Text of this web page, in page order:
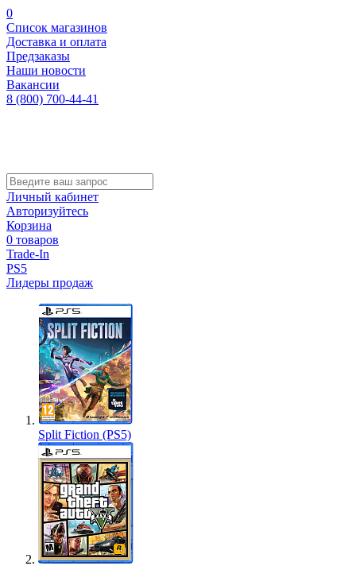
0
Список магазинов
Доставка и оплата
Предзаказы
Наши новости
Вакансии
8 (800) 700-44-41
Личный кабинет
Авторизуйтесь
Корзина
0 товаров
Trade-In
PS5
Лидеры продаж
Split Fiction (PS5)